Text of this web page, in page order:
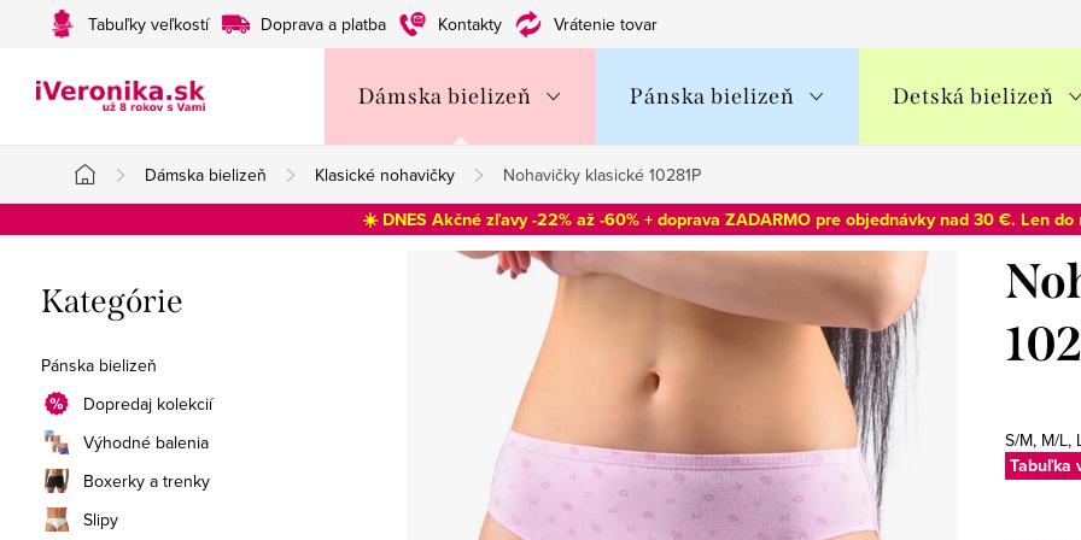
Tabuľky veľkostí Doprava a platba Kontakty Vrátenie tovaru
Dámska bielizeň Pánska bielizeň Detská bielizeň
Domov
Dámska bielizeň Klasické nohavičky Nohavičky klasické 10281P
☀️ DNES Akčné zľavy -22% až -60% + doprava ZADARMO pre objednávky nad 30 €. Len do
o
č
n
ý
p
Preskočiť
kategórie
Kategórie
Pánska bielizeň
Dopredaj kolekcií
Výhodné balenia
Boxerky a trenky
Slipy
S/M, M/L,
Tabuľka